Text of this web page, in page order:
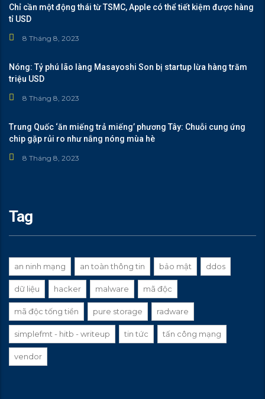
Chỉ cần một động thái từ TSMC, Apple có thể tiết kiệm được hàng
tỉ USD
8 Tháng 8, 2023
Nóng: Tỷ phú lão làng Masayoshi Son bị startup lừa hàng trăm
triệu USD
8 Tháng 8, 2023
Trung Quốc ‘ăn miếng trả miếng’ phương Tây: Chuỗi cung ứng
chip gặp rủi ro như nắng nóng mùa hè
8 Tháng 8, 2023
Tag
an ninh mạng an toàn thông tin bảo mật ddos
dữ liệu hacker malware mã độc
mã độc tống tiền pure storage radware
simplefmt - hitb - writeup tin tức tấn công mạng
vendor